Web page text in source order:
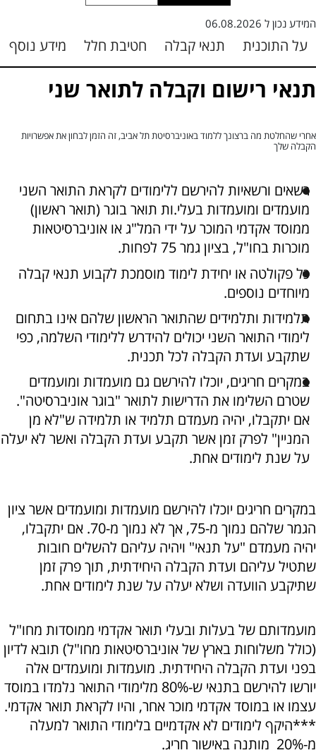
המידע נכון ל 06.08.2026
על התוכנית תנאי קבלה חטיבת חלל מידע נוסף
תנאי רישום וקבלה לתואר שני
אחרי שהחלטת מה ברצונך ללמוד באוניברסיטת תל אביב, זה הזמן לבחון את אפשרויות
הקבלה שלך
רשאים ורשאיות להירשם ללימודים לקראת התואר השני
מועמדים ומועמדות בעלי.ות תואר בוגר (תואר ראשון)
ממוסד אקדמי המוכר על ידי המל"ג או אוניברסיטאות
מוכרות בחו"ל, בציון גמר 75 לפחות.
כל פקולטה או יחידת לימוד מוסמכת לקבוע תנאי קבלה
מיוחדים נוספים.
תלמידות ותלמידים שהתואר הראשון שלהם אינו בתחום
לימודי התואר השני יכולים להידרש ללימודי השלמה, כפי
שתקבע ועדת הקבלה לכל תכנית.
במקרים חריגים, יוכלו להירשם גם מועמדות ומועמדים
שטרם השלימו את הדרישות לתואר "בוגר אוניברסיטה".
אם יתקבלו, יהיה מעמדם תלמיד או תלמידה ש"לא מן
המניין" לפרק זמן אשר תקבע ועדת הקבלה ואשר לא יעלה
על שנת לימודים אחת.
במקרים חריגים יוכלו להירשם מועמדות ומועמדים אשר ציון
הגמר שלהם נמוך מ-75, אך לא נמוך מ-70. אם יתקבלו,
יהיה מעמדם "על תנאי" ויהיה עליהם להשלים חובות
שתטיל עליהם ועדת הקבלה היחידתית, תוך פרק זמן
שתיקבע הוועדה ושלא יעלה על שנת לימודים אחת.
מועמדותם של בעלות ובעלי תואר אקדמי ממוסדות מחו"ל
(כולל משלוחות בארץ של אוניברסיטאות מחו"ל) תובא לדיון
בפני ועדת הקבלה היחידתית. מועמדות ומועמדים אלה
יורשו להירשם בתנאי ש-80% מלימודי התואר נלמדו במוסד
עצמו או במוסד אקדמי מוכר אחר, והיו לקראת תואר אקדמי.
***היקף לימודים לא אקדמיים בלימודי התואר למעלה
מ-20% מותנה באישור חריג.